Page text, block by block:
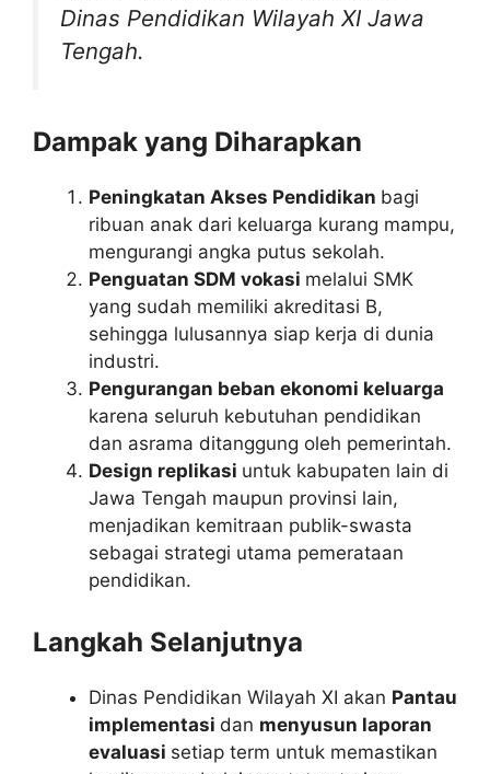
Dinas Pendidikan Wilayah XI Jawa
Tengah.
Dampak yang Diharapkan
Peningkatan Akses Pendidikan bagi
ribuan anak dari keluarga kurang mampu,
mengurangi angka putus sekolah.
Penguatan SDM vokasi melalui SMK
yang sudah memiliki akreditasi B,
sehingga lulusannya siap kerja di dunia
industri.
Pengurangan beban ekonomi keluarga
karena seluruh kebutuhan pendidikan
dan asrama ditanggung oleh pemerintah.
Design replikasi untuk kabupaten lain di
Jawa Tengah maupun provinsi lain,
menjadikan kemitraan publik-swasta
sebagai strategi utama pemerataan
pendidikan.
Langkah Selanjutnya
Dinas Pendidikan Wilayah XI akan Pantau
implementasi dan menyusun laporan
evaluasi setiap term untuk memastikan